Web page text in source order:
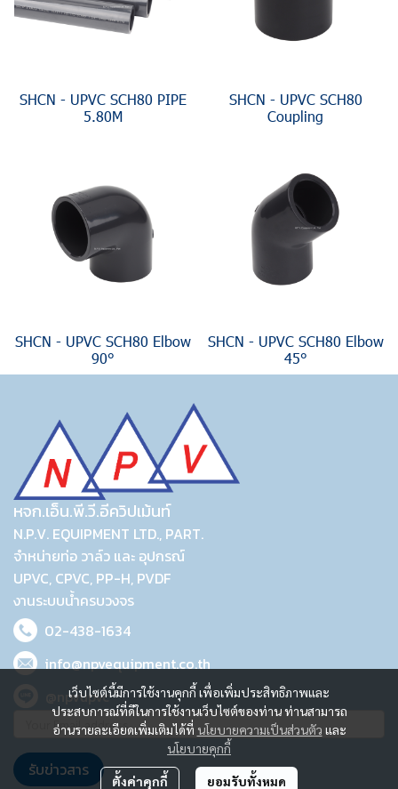
SHCN - UPVC SCH80 PIPE
5.80M
SHCN - UPVC SCH80
Coupling
SHCN - UPVC SCH80 Elbow
90°
SHCN - UPVC SCH80 Elbow
45°
เว็บไซต์นี้มีการใช้งานคุกกี้ เพื่อเพิ่มประสิทธิภาพและ
ประสบการณ์ที่ดีในการใช้งานเว็บไซต์ของท่าน ท่านสามารถ
อ่านรายละเอียดเพิ่มเติมได้ที่ นโยบายความเป็นส่วนตัว และ
นโยบายคุกกี้
ตั้งค่าคุกกี้ ยอมรับทั้งหมด
หจก.เอ็น.พี.วี.อีควิปเม้นท์
N.P.V. EQUIPMENT LTD., PART.
จำหน่ายท่อ วาล์ว และ อุปกรณ์
UPVC, CPVC, PP-H, PVDF
งานระบบน้ำครบวงจร
02-438-1634
info@npvequipment.co.th
@npvupvc
รับข่าวสาร